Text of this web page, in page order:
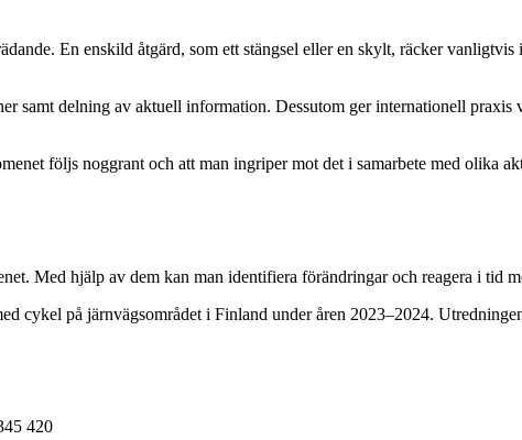
En enskild åtgärd, som ett stängsel eller en skylt, räcker vanligtvis
samt delning av aktuell information. Dessutom ger internationell praxis
följs noggrant och att man ingriper mot det i samarbete med olika
Med hjälp av dem kan man identifiera förändringar och reagera i tid
cykel på järnvägsområdet i Finland under åren 2023–2024.
420